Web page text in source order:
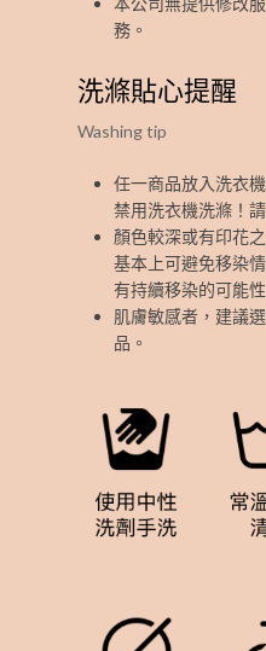
務。
洗滌貼心提醒
Washing tip
任一商品放入洗衣
禁用洗衣機洗滌！
顏色較深或有印花
基本上可避免移染
有持續移染的可能
肌膚敏感者，建議
品。